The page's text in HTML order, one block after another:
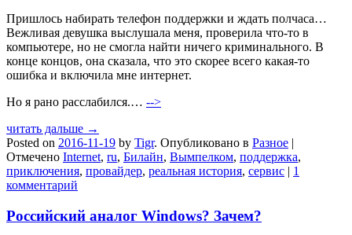
Пришлось набирать телефон поддержки и ждать полчаса…
Вежливая девушка выслушала меня, проверила что-то в
компьютере, но не смогла найти ничего криминального. В
конце концов, она сказала, что это скорее всего какая-то
ошибка и включила мне интернет.
Но я рано расслабился.… -->
читать дальше →
Posted on 2016-11-19 by Tigr. Опубликовано в Разное |
Отмечено Internet, ru, Билайн, Вымпелком, поддержка,
приключения, провайдер, реальная история, сервис | 1
комментарий
Российский аналог Windows? Зачем?